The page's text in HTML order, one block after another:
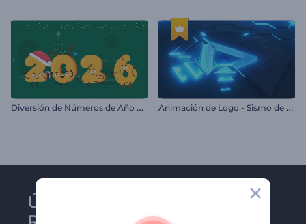
D
iversión de Números de Año Nuevo A
nimación de Logo - Sismo de Neón
Únase al boletín de